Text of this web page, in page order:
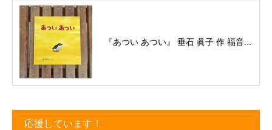
『あつい あつい』 垂石 眞子 作 福音...
応援しています！